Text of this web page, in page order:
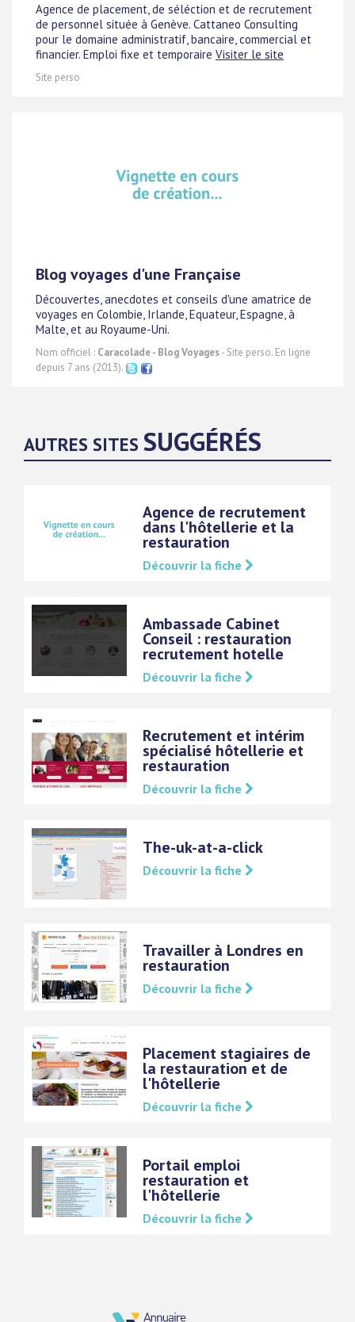
Agence de placement, de séléction et de recrutement
de personnel située à Genève. Cattaneo Consulting
pour le domaine administratif, bancaire, commercial et
financier. Emploi fixe et temporaire Visiter le site
Site perso
Blog voyages d'une Française
Découvertes, anecdotes et conseils d'une amatrice de
voyages en Colombie, Irlande, Equateur, Espagne, à
Malte, et au Royaume-Uni.
Nom officiel : Caracolade - Blog Voyages- Site perso. En ligne
depuis 7 ans (2013).
AUTRES SITES SUGGÉRÉS
Agence de recrutement
dans l'hôtellerie et la
restauration
Découvrir la fiche
Ambassade Cabinet
Conseil : restauration
recrutement hotelle
Découvrir la fiche
Recrutement et intérim
spécialisé hôtellerie et
restauration
Découvrir la fiche
The-uk-at-a-click
Découvrir la fiche
Travailler à Londres en
restauration
Découvrir la fiche
Placement stagiaires de
la restauration et de
l'hôtellerie
Découvrir la fiche
Portail emploi
restauration et
l'hôtellerie
Découvrir la fiche